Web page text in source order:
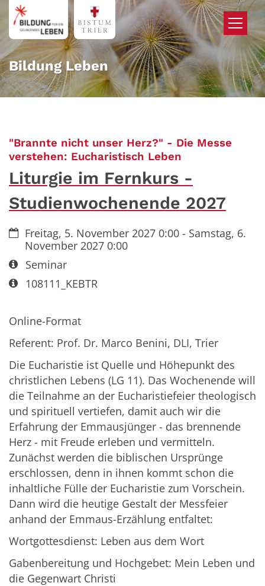
Zum Inhalt springen
Bildung Leben
"Brannte nicht unser Herz?" - Die Messe
verstehen: Eucharistisch Leben
Liturgie im Fernkurs -
Studienwochenende 2027
Datum:
Freitag, 5. November 2027 0:00 - Samstag, 6.
November 2027 0:00
Art bzw. Nummer:
Seminar
Art bzw. Nummer:
108111_KEBTR
Online-Format
Referent: Prof. Dr. Marco Benini, DLI, Trier
Die Eucharistie ist Quelle und Höhepunkt des
christlichen Lebens (LG 11). Das Wochenende will
die Teilnahme an der Eucharistiefeier theologisch
und spirituell vertiefen, damit auch wir die
Erfahrung der Emmausjünger - das brennende
Herz - mit Freude erleben und vermitteln.
Zunächst werden die biblischen Ursprünge
erschlossen, denn in ihnen kommt schon die
inhaltliche Fülle der Eucharistie zum Vorschein.
Dann wird die heutige Gestalt der Messfeier
anhand der Emmaus-Erzählung entfaltet:
Wortgottesdienst: Leben aus dem Wort
Gabenbereitung und Hochgebet: Mein Leben und
die Gegenwart Christi